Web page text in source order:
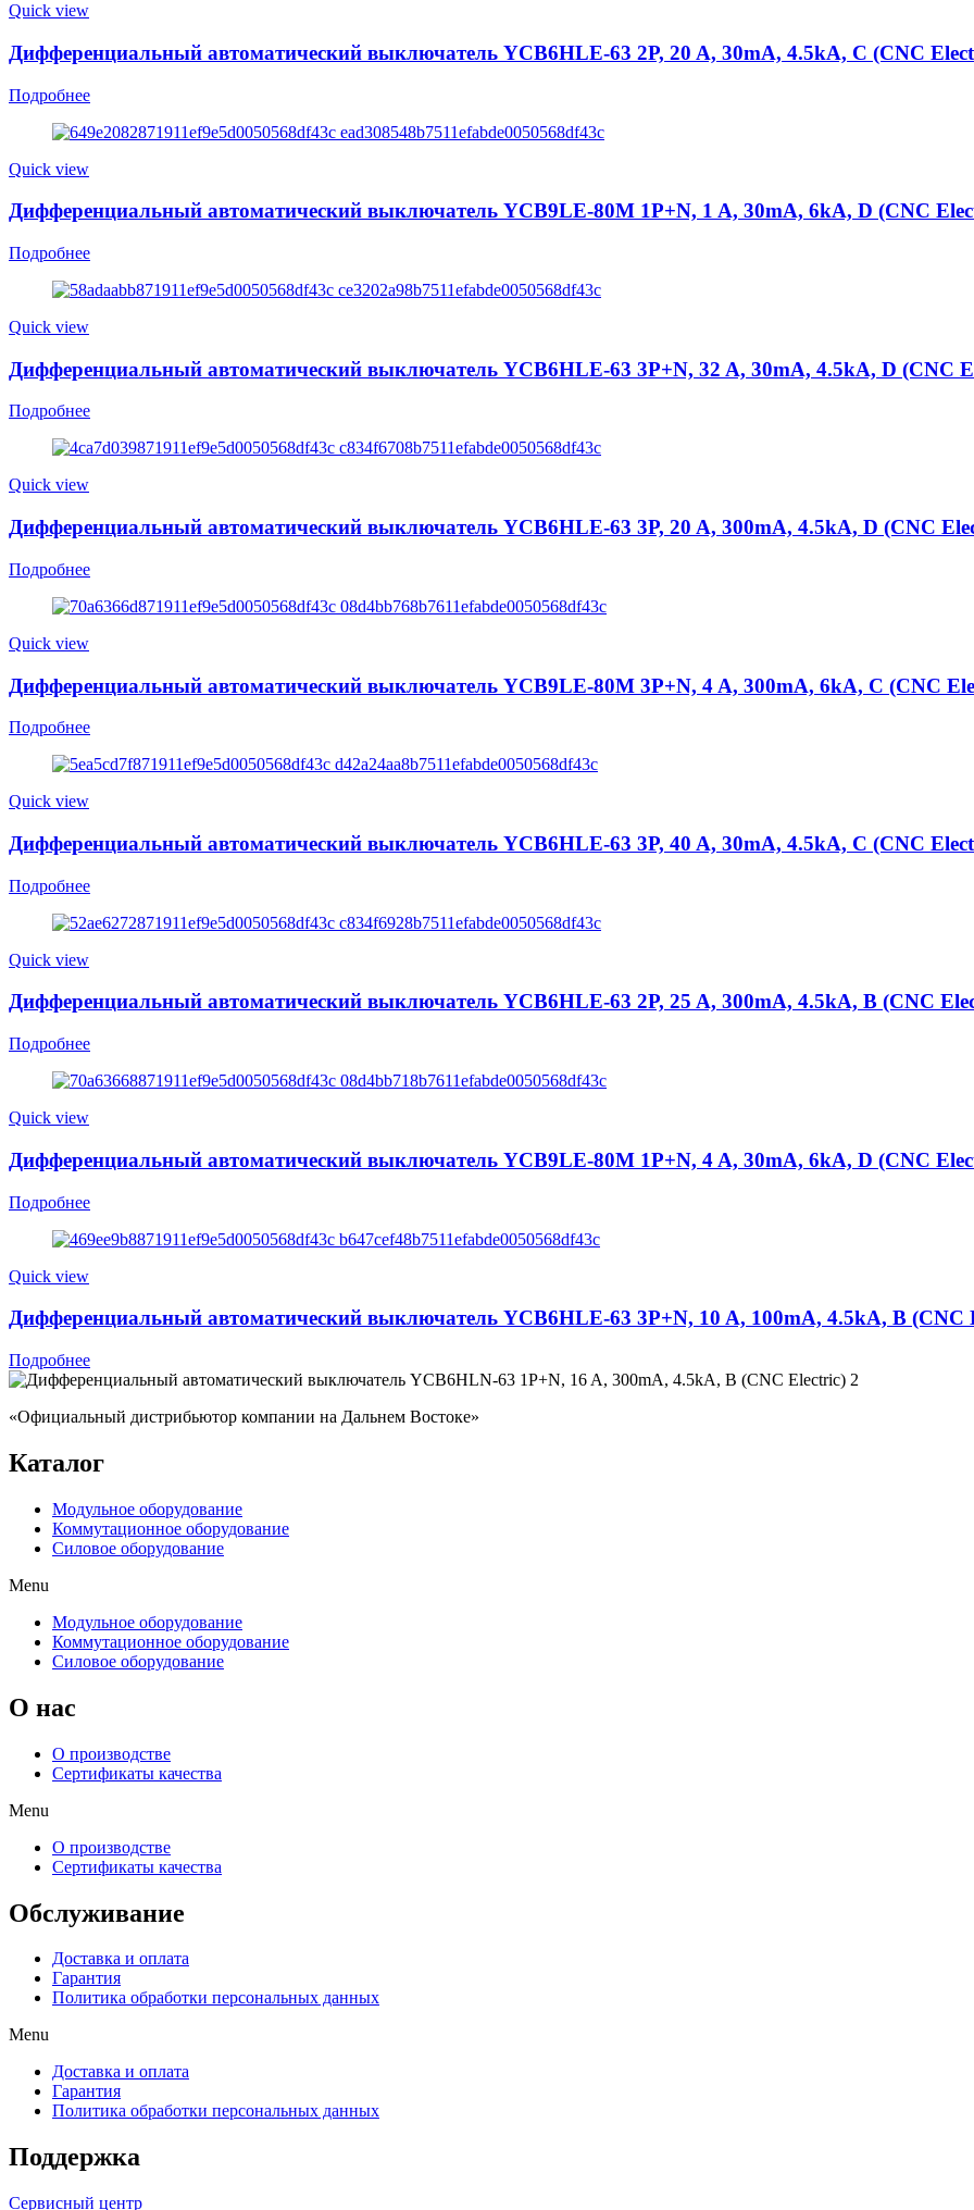
Quick view
Дифференциальный автоматический выключатель YCB6HLE-63 2P, 20 A, 30mA, 4.5kA, C (CNC
Подробнее
Quick view
Дифференциальный автоматический выключатель YCB9LE-80M 1P+N, 1 A, 30mA, 6kA, D (CNC
Подробнее
Quick view
Дифференциальный автоматический выключатель YCB6HLE-63 3P+N, 32 A, 30mA, 4.5kA, D (CNC
Подробнее
Quick view
Дифференциальный автоматический выключатель YCB6HLE-63 3P, 20 A, 300mA, 4.5kA, D (CNC
Подробнее
Quick view
Дифференциальный автоматический выключатель YCB9LE-80M 3P+N, 4 A, 300mA, 6kA, C (CNC
Подробнее
Quick view
Дифференциальный автоматический выключатель YCB6HLE-63 3P, 40 A, 30mA, 4.5kA, C (CNC
Подробнее
Quick view
Дифференциальный автоматический выключатель YCB6HLE-63 2P, 25 A, 300mA, 4.5kA, B (CNC
Подробнее
Quick view
Дифференциальный автоматический выключатель YCB9LE-80M 1P+N, 4 A, 30mA, 6kA, D (CNC
Подробнее
Quick view
Дифференциальный автоматический выключатель YCB6HLE-63 3P+N, 10 A, 100mA, 4.5kA, B (CNC
Подробнее
«Официальный дистрибьютор компании на Дальнем Востоке»
Каталог
Модульное оборудование
Коммутационное оборудование
Силовое оборудование
Menu
Модульное оборудование
Коммутационное оборудование
Силовое оборудование
O нас
О производстве
Сертификаты качества
Menu
О производстве
Сертификаты качества
Обслуживание
Доставка и оплата
Гарантия
Политика обработки персональных данных
Menu
Доставка и оплата
Гарантия
Политика обработки персональных данных
Поддержка
Сервисный центр